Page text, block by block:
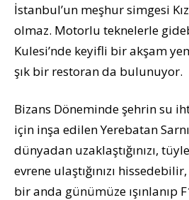
İstanbul’un meşhur simgesi
olmaz. Motorlu teknelerle
Kulesi’nde keyifli bir akşam
şık bir restoran da bulunuyor.
Bizans Döneminde şehrin su
için inşa edilen Yerebatan
dünyadan uzaklaştığınızı,
evrene ulaştığınızı
bir anda günümüze ışınlanıp